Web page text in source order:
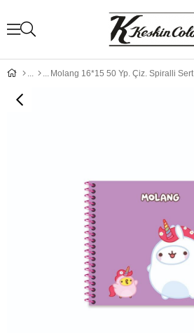
Molang 16*15 50 Yp. Çiz. Spiralli